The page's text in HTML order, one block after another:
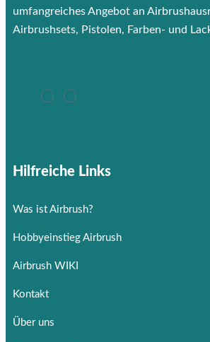
umfangreiches Angebot an
Airbrushsets, Pistolen, Farben- und
Hilfreiche Links
Was ist Airbrush?
Hobbyeinstieg Airbrush
Airbrush WIKI
Kontakt
Über uns